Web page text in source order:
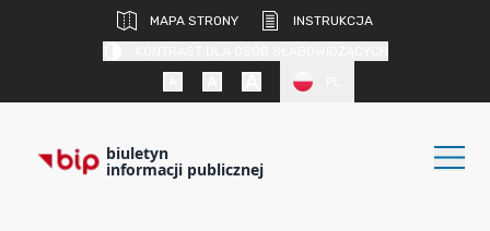
MAPA STRONY
INSTRUKCJA
biuletyn
informacji publicznej